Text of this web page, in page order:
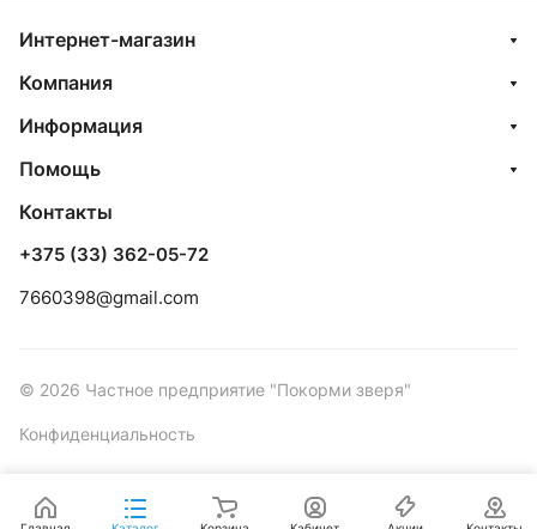
Интернет-магазин
Компания
Информация
Помощь
Контакты
+375 (33) 362-05-72
7660398@gmail.com
© 2026 Частное предприятие "Покорми зверя"
Конфиденциальность